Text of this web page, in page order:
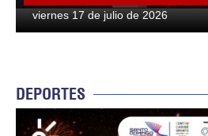
viernes 17 de julio de 2026
DEPORTES